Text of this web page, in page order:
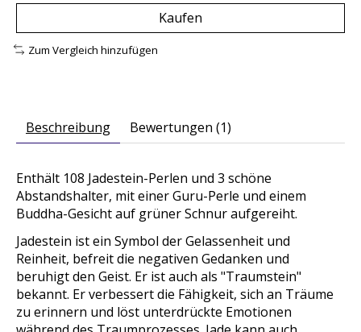
Kaufen
Zum Vergleich hinzufügen
Beschreibung Bewertungen (1)
Enthält 108 Jadestein-Perlen und 3 schöne
Abstandshalter, mit einer Guru-Perle und einem
Buddha-Gesicht auf grüner Schnur aufgereiht.
Jadestein ist ein Symbol der Gelassenheit und
Reinheit, befreit die negativen Gedanken und
beruhigt den Geist. Er ist auch als "Traumstein"
bekannt. Er verbessert die Fähigkeit, sich an Träume
zu erinnern und löst unterdrückte Emotionen